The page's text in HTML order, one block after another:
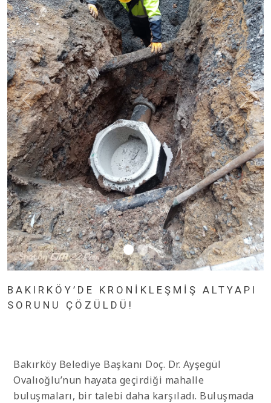
BAKIRKÖY’DE KRONİKLEŞMİŞ ALTYAPI
SORUNU ÇÖZÜLDÜ!
Bakırköy Belediye Başkanı Doç. Dr. Ayşegül
Ovalıoğlu’nun hayata geçirdiği mahalle
buluşmaları, bir talebi daha karşıladı. Buluşmada